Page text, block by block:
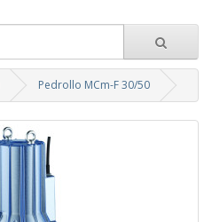
Pedrollo MCm-F 30/50